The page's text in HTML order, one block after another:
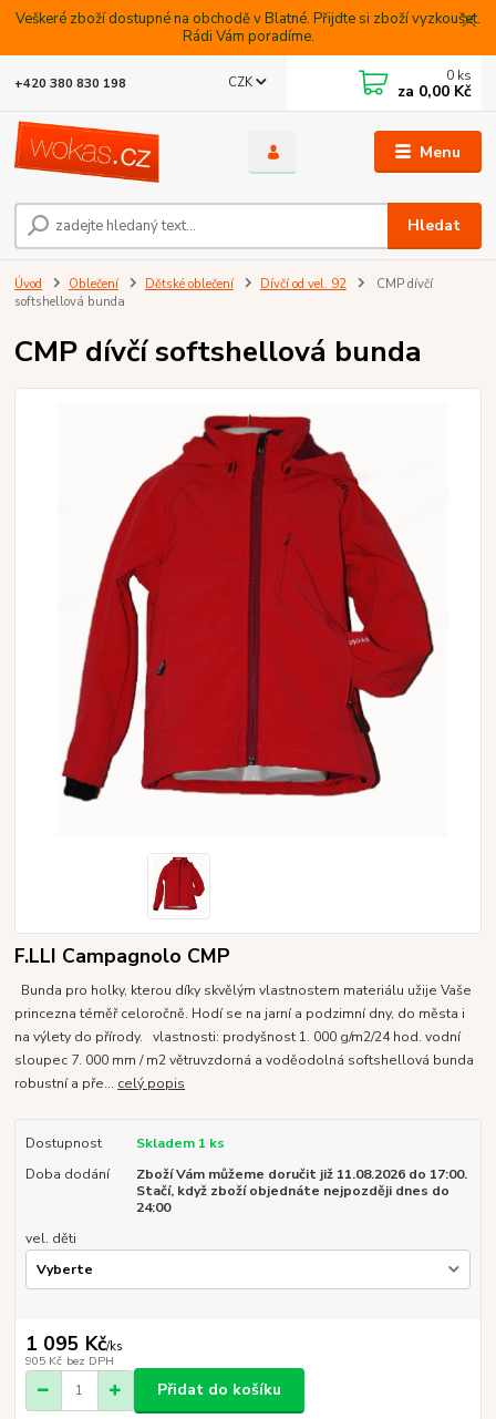
Veškeré zboží dostupné na obchodě v Blatné. Přijdte si zboží vyzkoušet.
Rádi Vám poradíme.
Menu
CZK
Hledat
+420 380 830 198 0 ks
za 0,00 Kč
Úvod Oblečení Dětské oblečení Dívčí od vel. 92
CMP dívčí
softshellová bunda
CMP dívčí softshellová bunda
F.LLI Campagnolo CMP
Bunda pro holky, kterou díky skvělým vlastnostem materiálu užije Vaše
princezna téměř celoročně. Hodí se na jarní a podzimní dny, do města i
na výlety do přírody. vlastnosti: prodyšnost 1. 000 g/m2/24 hod. vodní
sloupec 7. 000 mm / m2 větruvzdorná a voděodolná softshellová bunda
robustní a pře... celý popis
Dostupnost
Skladem 1 ks
Doba dodání
Zboží Vám můžeme doručit již 11.08.2026 do 17:00.
Stačí, když zboží objednáte nejpozději dnes do
24:00
vel. děti
1 095 Kč/ks
905 Kč bez DPH
Přidat do košíku